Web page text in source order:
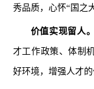
秀品质，心怀“国之
价值实现留人。
才工作政策、体制
好环境，增强人才的